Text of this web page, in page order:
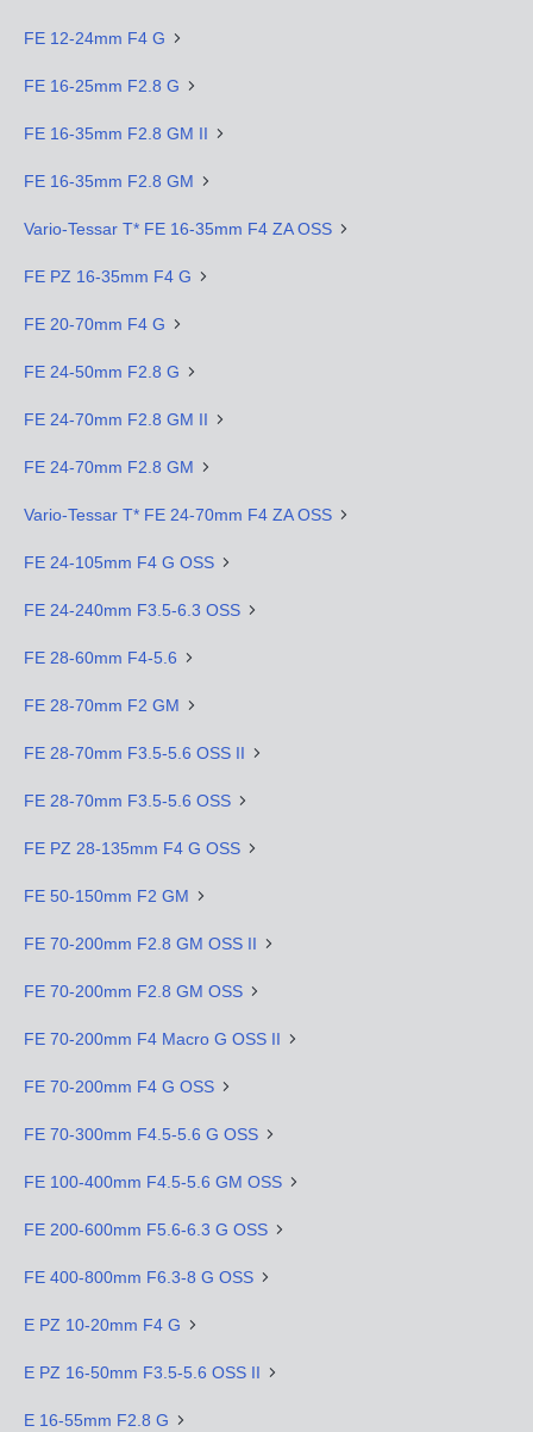
FE 12-24mm F4 G
FE 16-25mm F2.8 G
FE 16-35mm F2.8 GM II
FE 16-35mm F2.8 GM
Vario-Tessar T* FE 16-35mm F4 ZA OSS
FE PZ 16-35mm F4 G
FE 20-70mm F4 G
FE 24-50mm F2.8 G
FE 24-70mm F2.8 GM II
FE 24-70mm F2.8 GM
Vario-Tessar T* FE 24-70mm F4 ZA OSS
FE 24-105mm F4 G OSS
FE 24-240mm F3.5-6.3 OSS
FE 28-60mm F4-5.6
FE 28-70mm F2 GM
FE 28-70mm F3.5-5.6 OSS II
FE 28-70mm F3.5-5.6 OSS
FE PZ 28-135mm F4 G OSS
FE 50-150mm F2 GM
FE 70-200mm F2.8 GM OSS II
FE 70-200mm F2.8 GM OSS
FE 70-200mm F4 Macro G OSS II
FE 70-200mm F4 G OSS
FE 70-300mm F4.5-5.6 G OSS
FE 100-400mm F4.5-5.6 GM OSS
FE 200-600mm F5.6-6.3 G OSS
FE 400-800mm F6.3-8 G OSS
E PZ 10-20mm F4 G
E PZ 16-50mm F3.5-5.6 OSS II
E 16-55mm F2.8 G